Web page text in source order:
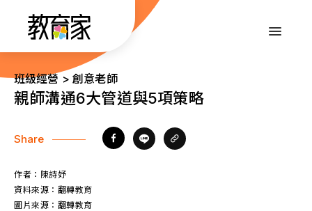
內
::: 班級經營 > 創意老師
親師溝通6大管道與5項策略
Share
作者： 陳詩妤
資料來源： 翻轉教育
圖片來源： 翻轉教育